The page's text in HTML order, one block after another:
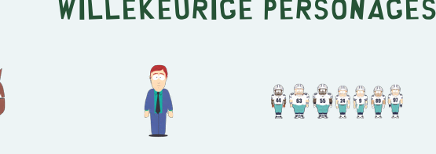
Willekeurige personages